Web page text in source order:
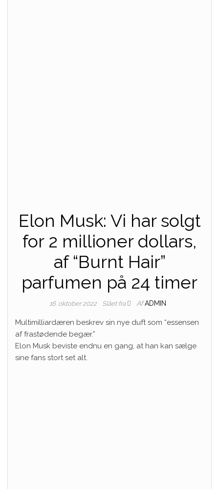
Elon Musk: Vi har solgt
for 2 millioner dollars,
af “Burnt Hair”
parfumen på 24 timer
16. oktober 2022 Slået fra Af ADMIN
Multimilliardæren beskrev sin nye duft som “essensen
af ​​frastødende begær.”
Elon Musk beviste endnu en gang, at han kan sælge
sine fans stort set alt.